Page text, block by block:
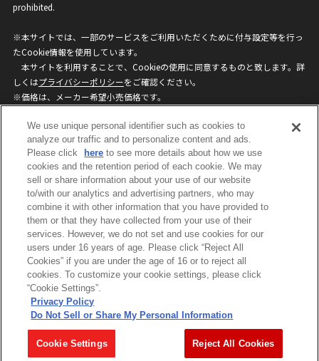
prohibited.
※本サイトでは、一部のサービスをご利用いただくために付与設定等を行っ
たCookie情報を使用しています。
本サイトを利用することで、Cookieの使用に同意するものと致します。詳
しくはプライバシーポリシーをご確認ください。
※価格は、メーカー希望小売価格です。
ざいますのでご了承ください。
privacypolicy
Do Not Sell or Share My
Personal Information
ウェブサイトご利用条件
ソーシャルメディアポリシー
個人情報保護方針
お問い合わせ
©BANDAI
コピーライト一覧を表示する
We use unique personal identifier such as cookies to
analyze our traffic and to personalize content and ads.
Please click
here to see more details about how we use
cookies and the retention period of each cookie. We may
sell or share information about your use of our website
to/with our analytics and advertising partners, who may
combine it with other information that you have provided to
them or that they have collected from your use of their
services. However, we do not set and use cookies for our
users under 16 years of age. Please click “Reject All
Cookies” if you are under the age of 16 or to reject all
cookies. To customize your cookie settings, please click
“Cookie Settings”.
Privacy Policy
Do Not Sell or Share My Personal Information
Cookie Settings Reject All Cookies